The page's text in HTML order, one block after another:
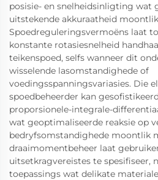
posisie- en snelheidsinligting wat
uitstekende akkuraatheid
Spoedreguleringsvermoëns laat
konstante rotasiesnelheid
teikenspoed, selfs wanneer dit
wisselende lasomstandighede of
voedingsspanningsvariasies. Die
spoedbeheerder kan
proporsionele-integrale-
wat geoptimaliseerde reaksie op
bedryfsomstandighede moontlik
draaimomentbeheer laat
uitsetkragvereistes te spesifiseer,
toepassings wat delikate